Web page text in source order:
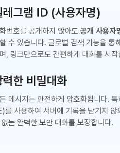
레그램 ID (사용자명)
번호를 공개하지 않아도 공개 사용
수 있습니다. 글로벌 검색 기능을 통
, 링크만으로도 간편하게 대화를 시
력한 비밀대화
메시지는 안전하게 암호화됩니다. 특
를 사용하여 서버에 기록을 남기지
없는 완벽한 보안 대화를 보장합니다.